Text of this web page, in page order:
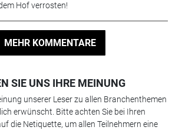
Hof verrosten!
MEHR KOMMENTARE
SIE UNS IHRE MEINUNG
unserer Leser zu allen Branchenthemen
erwünscht. Bitte achten Sie bei Ihren
die Netiquette, um allen Teilnehmern eine